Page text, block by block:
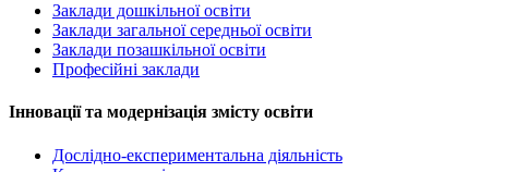
Заклади дошкільної освіти
Заклади загальної середньої освіти
Заклади позашкільної освіти
Професійні заклади
Інновації та модернізація змісту освіти
Дослідно-експериментальна діяльність